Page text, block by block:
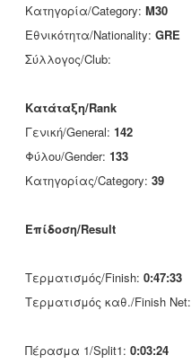
Κατηγορία/Category: M30
Εθνικότητα/Nationality: GRE
Σύλλογος/Club:
Κατάταξη/Rank
Γενική/General: 142
Φύλου/Gender: 133
Κατηγορίας/Category: 39
Επίδοση/Result
Τερματισμός/Finish: 0:47:33
Τερματισμός καθ./Finish Net:
Πέρασμα 1/Split1: 0:03:24